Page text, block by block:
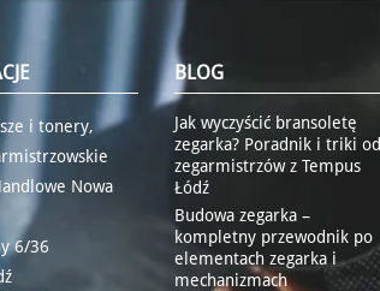
i tonery,
Nowa
6/36
BLOG
Jak wyczyścić bransoletę
zegarka? Poradnik i triki od
zegarmistrzów z Tempus
Łódź
Budowa zegarka –
kompletny przewodnik po
elementach zegarka i
mechanizmach